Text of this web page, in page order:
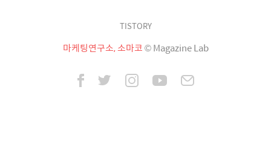
TISTORY
마케팅연구소, 소마코© Magazine Lab